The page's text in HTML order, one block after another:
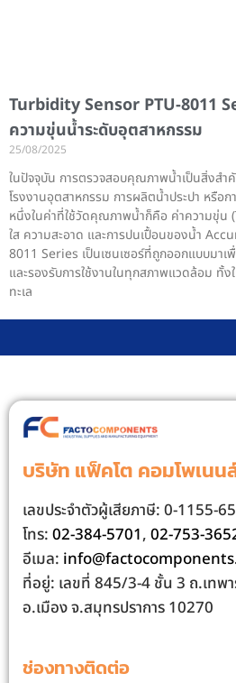
Turbidity Sensor PTU-8011
ความขุ่นน้ำระดับอุตสาหกรรม
25/08/2025
ในปัจจุบัน การตรวจสอบคุณภาพน้ำเป็นสิ่งสำ
โรงงานอุตสาหกรรม การผลิตน้ำประปา หรือ
หนึ่งในค่าที่ใช้วัดคุณภาพน้ำก็คือ ค่าความขุ่น
ใส ความสะอาด และการปนเปื้อนของน้ำ
8011 Series เป็นเซนเซอร์ที่ถูกออกแบบมาเ
และรองรับการใช้งานในทุกสภาพแวดล้อม ทั้
ทะเล
บริษัท แฟ็คโต คอมโพเนน
เลขประจําตัวผู้เสียภาษี: 0-1155-
โทร:02-384-5701,02-753-
อีเมล:
ที่อยู่: เลขที่ 845/3-4 ชั้น 3 ถ.เทพ
อ.เมือง จ.สมุทรปราการ 10270
ช่องทางติดต่อ